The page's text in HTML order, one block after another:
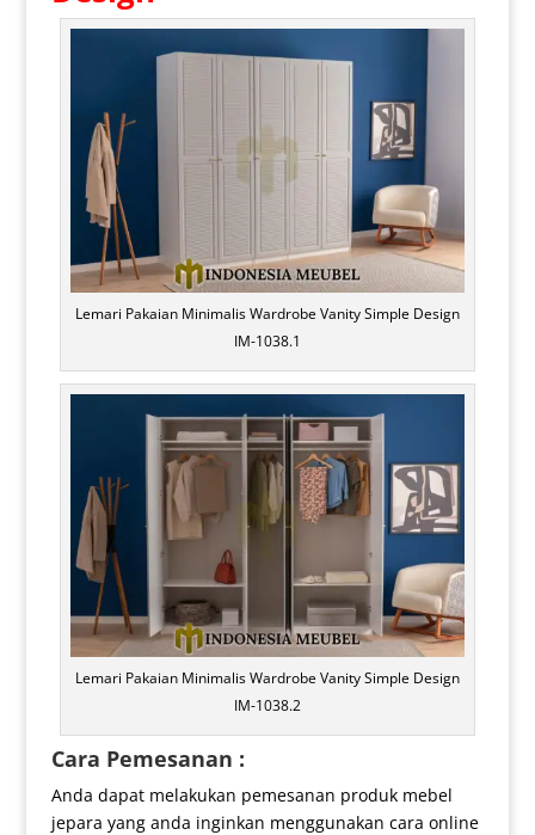
Lemari Pakaian Minimalis Wardrobe Vanity Simple Design
IM-1038.1
Lemari Pakaian Minimalis Wardrobe Vanity Simple Design
IM-1038.2
Cara Pemesanan :
Anda dapat melakukan pemesanan produk mebel
jepara yang anda inginkan menggunakan cara online